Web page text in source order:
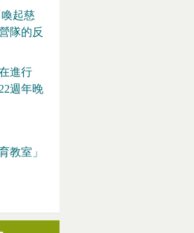
起慈
隊的反
進行
週年晚
教室」